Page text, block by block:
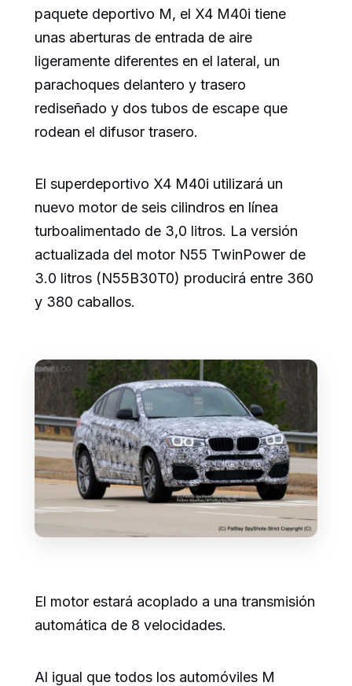
paquete deportivo M, el X4 M40i tiene
unas aberturas de entrada de aire
ligeramente diferentes en el lateral, un
parachoques delantero y trasero
rediseñado y dos tubos de escape que
rodean el difusor trasero.
El superdeportivo X4 M40i utilizará un
nuevo motor de seis cilindros en línea
turboalimentado de 3,0 litros. La versión
actualizada del motor N55 TwinPower de
3.0 litros (N55B30T0) producirá entre 360
y 380 caballos.
El motor estará acoplado a una transmisión
automática de 8 velocidades.
Al igual que todos los automóviles M